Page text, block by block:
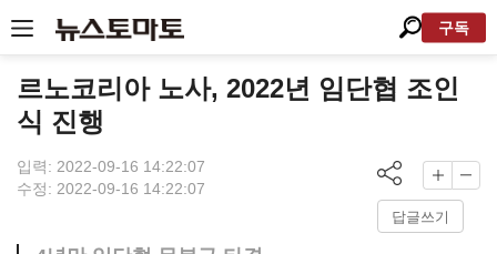
구독
르노코리아 노사, 2022년 임단협 조인
식 진행
입력: 2022-09-16 14:22:07
수정: 2022-09-16 14:22:07
답글쓰기